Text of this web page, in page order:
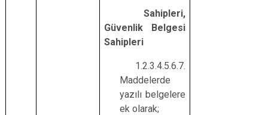
Sahipleri,
Güvenlik Belgesi
Sahipleri
1.2.3.4.5.6.7.
Maddelerde
yazılı belgelere
ek olarak;